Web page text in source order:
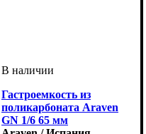
Гастроемкость из
поликарбоната Araven
GN 1/6 65 мм